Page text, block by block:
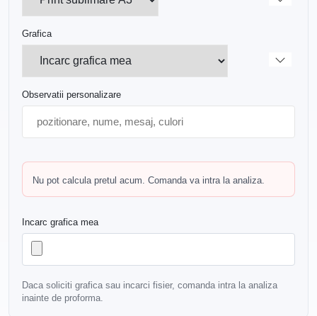
Grafica
Observatii personalizare
Nu pot calcula pretul acum. Comanda va intra la analiza.
Incarc grafica mea
Daca soliciti grafica sau incarci fisier, comanda intra la analiza
inainte de proforma.